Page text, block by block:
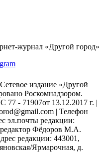
журнал «Другой город»
издание «Другой
Роскомнадзором.
- 71907от 13.12.2017 г. |
| Телефон
эл.почты редакции:
Фёдоров М.А.
редакции: 443001,
Ярмарочная, д.